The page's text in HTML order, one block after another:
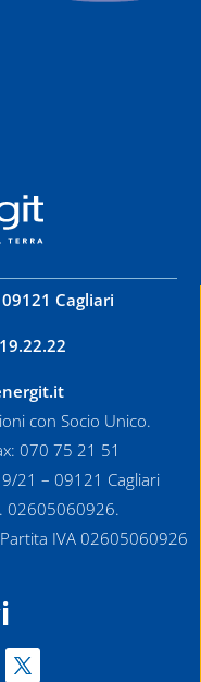
Cagliari
con Socio Unico.
070 75 21 51
21 – 09121 Cagliari
02605060926.
IVA 02605060926